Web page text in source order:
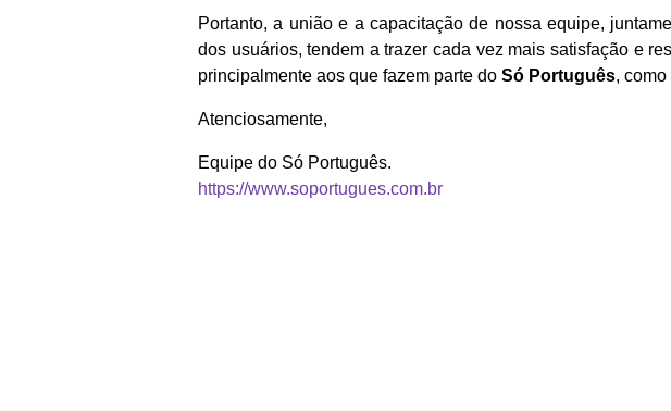
Portanto, a união e a capacitação de nossa equipe,
dos usuários, tendem a trazer cada vez mais satisfação e
principalmente aos que fazem parte do Só Português, como
Atenciosamente,
Equipe do Só Português.
https://www.soportugues.com.br